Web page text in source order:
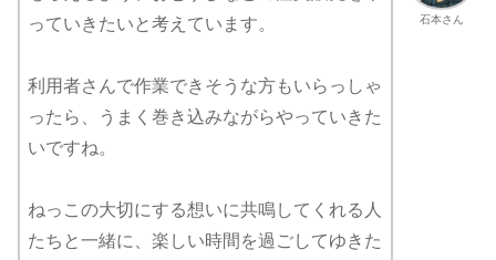
石本さん
っていきたいと考えています。
利用者さんで作業できそうな方もいらっしゃ
ったら、うまく巻き込みながらやっていきた
いですね。
ねっこの大切にする想いに共鳴してくれる人
たちと一緒に、楽しい時間を過ごしてゆきた